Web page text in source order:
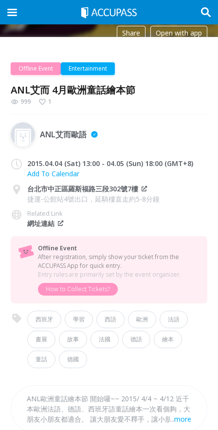
Share Open with app
Offline Event Entertainment
ANL艾而 4月歐洲童話繪本節
999 1
ANL艾而歐語
2015.04.04 (Sat) 13:00 - 04.05 (Sun) 18:00 (GMT+8)
Add To Calendar
台北市中正區羅斯福路三段302號7樓
捷運-公館站4號出口，延騎樓直走約5-8分鐘
Related Link
網址連結
Offline Event
After registration, simply show your ticket from the
ACCUPASS App for quick entry.
Entry rules are primarily set by the event organizer.
How to Collect Tickets?
西班牙 學習 西語 歐洲 法語
書展 故事 法國 德語 繪本
童話 德國
ANL歐洲童話繪本節 開始囉~~ 2015/ 4/4 ~ 4/12 近千
本歐洲法語、德語、西班牙語童話繪本一次看個夠，大
朋友小朋友都適合。 讓大朋友愛不釋手，讓小朋友流
...more